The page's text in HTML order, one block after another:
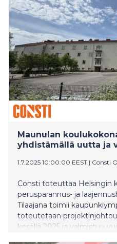
Maunulan
yhdistämällä uutta ja
1.7.2025 10:00:00 EEST | Consti
Consti toteuttaa Helsingin
perusparannus- ja
Tilaajana toimii
toteutetaan
kesällä 2025 ja valmistuu